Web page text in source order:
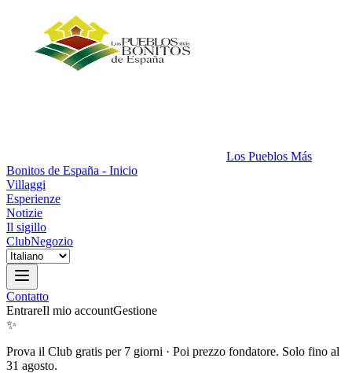
Los Pueblos Más
Bonitos de España - Inicio
Villaggi
Esperienze
Notizie
Il sigillo
ClubNegozio
Contatto
EntrareIl mio accountGestione
✨
Prova il Club gratis per 7 giorni · Poi prezzo fondatore. Solo fino al
31 agosto.